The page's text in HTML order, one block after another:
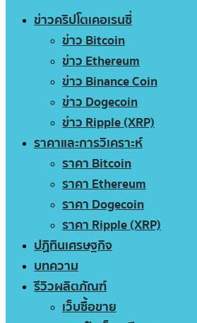
ข่าวคริปโตเคอเรนซี่
ข่าว Bitcoin
ข่าว Ethereum
ข่าว Binance Coin
ข่าว Dogecoin
ข่าว Ripple (XRP)
ราคาและการวิเคราะห์
ราคา Bitcoin
ราคา Ethereum
ราคา Dogecoin
ราคา Ripple (XRP)
ปฏิทินเศรษฐกิจ
บทความ
รีวิวผลิตภัณฑ์
เว็บซื้อขาย